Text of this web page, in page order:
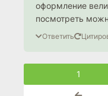
оформление
посмотреть
Ответить
1